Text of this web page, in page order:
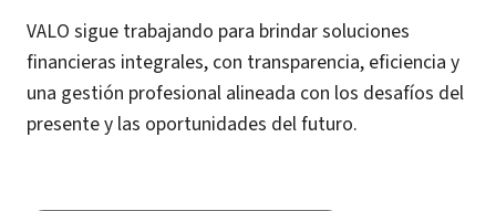
VALO sigue trabajando para brindar soluciones
financieras integrales, con transparencia, eficiencia y
una gestión profesional alineada con los desafíos del
presente y las oportunidades del futuro.